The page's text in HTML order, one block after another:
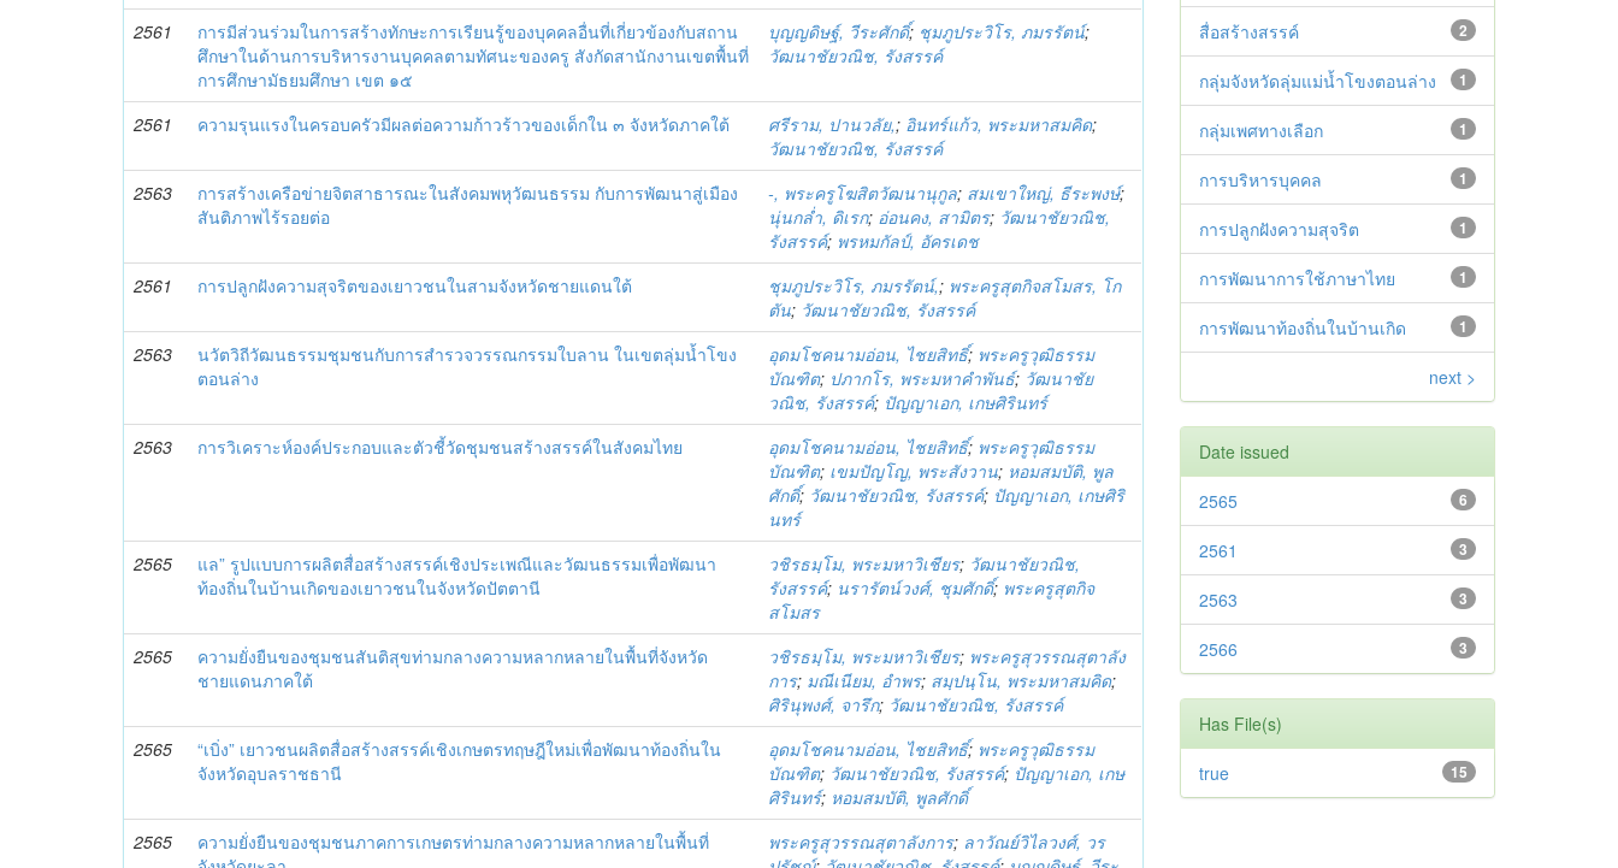
2561
การมีส่วนร่วมในการสร้างทักษะการเรียนรู้ของบุคคลอื่นที่เกี่ยวข้องกับสถาน
ศึกษาในด้านการบริหารงานบุคคลตามทัศนะของครู สังกัดสานักงานเขตพื้นที่
การศึกษามัธยมศึกษา เขต ๑๕
บุญญดิษฐ์, วีระศักดิ์; ชุมภูประวิโร, ภมรรัตน์;
วัฒนาชัยวณิช, รังสรรค์
2561 ความรุนแรงในครอบครัวมีผลต่อความก้าวร้าวของเด็กใน ๓ จังหวัดภาคใต้ ศรีราม, ปานวลัย,; อินทร์แก้ว, พระมหาสมคิด;
วัฒนาชัยวณิช, รังสรรค์
2563
การสร้างเครือข่ายจิตสาธารณะในสังคมพหุวัฒนธรรม กับการพัฒนาสู่เมือง
สันติภาพไร้รอยต่อ
-, พระครูโฆสิตวัฒนานุกูล; สมเขาใหญ่, ธีระพงษ์;
นุ่นกล่ำ, ดิเรก; อ่อนคง, สามิตร; วัฒนาชัยวณิช,
รังสรรค์; พรหมกัลป์, อัครเดช
2561
การปลูกฝังความสุจริตของเยาวชนในสามจังหวัดชายแดนใต้ ชุมภูประวิโร, ภมรรัตน์,; พระครูสุตกิจสโมสร, โก
ตัน; วัฒนาชัยวณิช, รังสรรค์
2563
นวัตวิถีวัฒนธรรมชุมชนกับการสำรวจวรรณกรรมใบลาน ในเขตลุ่มน้ำโขง
ตอนล่าง
อุดมโชคนามอ่อน, ไชยสิทธิ์; พระครูวุฒิธรรม
บัณฑิต; ปภากโร, พระมหาคำพันธ์; วัฒนาชัย
วณิช, รังสรรค์; ปัญญาเอก, เกษศิรินทร์
2563
การวิเคราะห์องค์ประกอบและตัวชี้วัดชุมชนสร้างสรรค์ในสังคมไทย อุดมโชคนามอ่อน, ไชยสิทธิ์; พระครูวุฒิธรรม
บัณฑิต; เขมปัญโญ, พระสังวาน; หอมสมบัติ, พูล
ศักดิ์; วัฒนาชัยวณิช, รังสรรค์; ปัญญาเอก, เกษศิริ
นทร์
2565
แล” รูปแบบการผลิตสื่อสร้างสรรค์เชิงประเพณีและวัฒนธรรมเพื่อพัฒนา
ท้องถิ่นในบ้านเกิดของเยาวชนในจังหวัดปัตตานี
วชิรธมฺโม, พระมหาวิเชียร; วัฒนาชัยวณิช,
รังสรรค์; นรารัตน์วงศ์, ชุมศักดิ์; พระครูสุตกิจ
สโมสร
2565
ความยั่งยืนของชุมชนสันติสุขท่ามกลางความหลากหลายในพื้นที่จังหวัด
ชายแดนภาคใต้
วชิรธมฺโม, พระมหาวิเชียร; พระครูสุวรรณสุตาลัง
การ; มณีเนียม, อำพร; สมฺปนฺโน, พระมหาสมคิด;
ศิรินุพงศ์, จารึก; วัฒนาชัยวณิช, รังสรรค์
2565
“เบิ่ง” เยาวชนผลิตสื่อสร้างสรรค์เชิงเกษตรทฤษฎีใหม่เพื่อพัฒนาท้องถิ่นใน
จังหวัดอุบลราชธานี
อุดมโชคนามอ่อน, ไชยสิทธิ์; พระครูวุฒิธรรม
บัณฑิต; วัฒนาชัยวณิช, รังสรรค์; ปัญญาเอก, เกษ
ศิรินทร์; หอมสมบัติ, พูลศักดิ์
2565
ความยั่งยืนของชุมชนภาคการเกษตรท่ามกลางความหลากหลายในพื้นที่
พระครูสุวรรณสุตาลังการ; ลาวัณย์วิไลวงศ์, วร
2
สื่อสร้างสรรค์
1
กลุ่มจังหวัดลุ่มแม่น้ำโขงตอนล่าง
1
กลุ่มเพศทางเลือก
1
การบริหารบุคคล
1
การปลูกฝังความสุจริต
1
การพัฒนาการใช้ภาษาไทย
1
การพัฒนาท้องถิ่นในบ้านเกิด
next >
Date issued
6
2565
3
2561
3
2563
3
2566
Has File(s)
15
true